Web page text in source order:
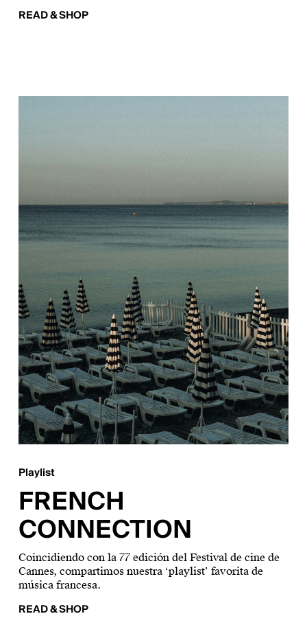
READ & SHOP
Playlist
FRENCH
CONNECTION
Coincidiendo con la 77 edición del Festival de cine de
Cannes, compartimos nuestra ‘playlist’ favorita de
música francesa.
READ & SHOP